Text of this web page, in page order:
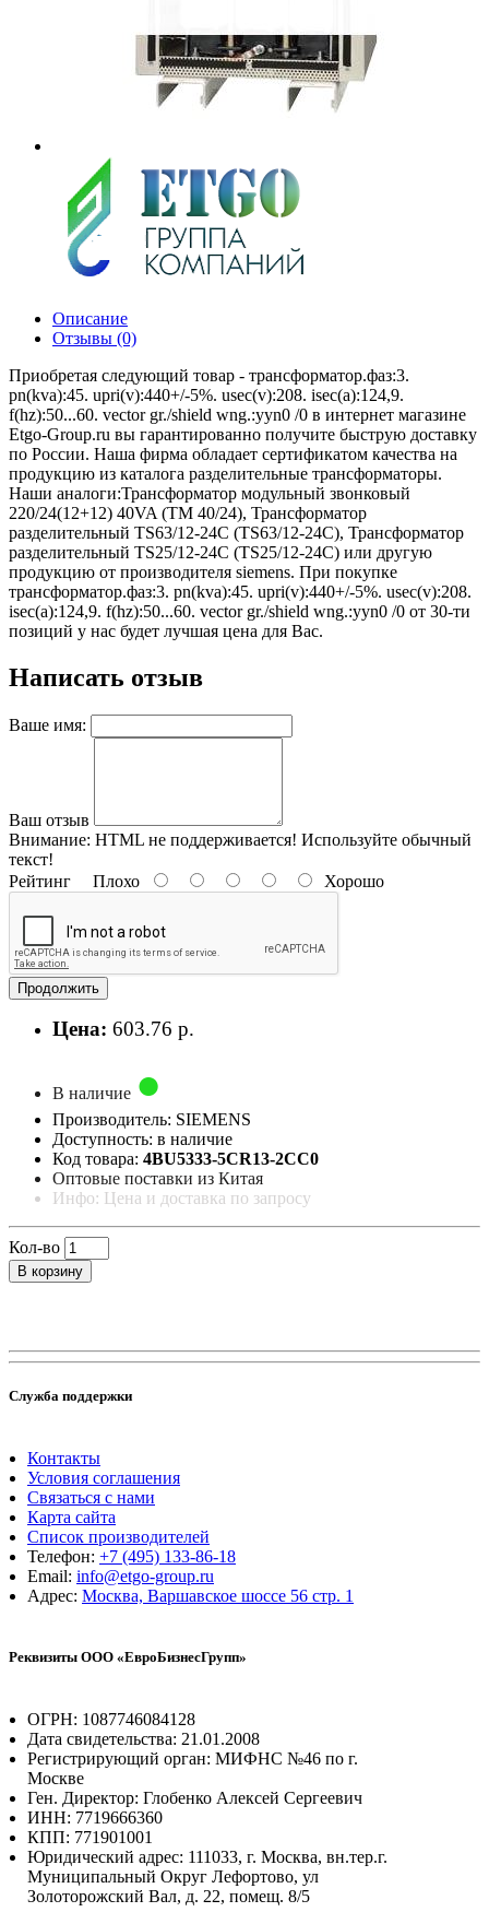
Описание
Отзывы (0)
Приобретая следующий товар - трансформатор.фаз:3.
pn(kva):45. upri(v):440+/-5%. usec(v):208. isec(a):124,9.
f(hz):50...60. vector gr./shield wng.:yyn0 /0 в интернет магазине
Etgo-Group.ru вы гарантированно получите быструю доставку
по России. Наша фирма обладает сертификатом качества на
продукцию из каталога разделительные трансформаторы.
Наши аналоги:Трансформатор модульный звонковый
220/24(12+12) 40VA (TM 40/24), Трансформатор
разделительный TS63/12-24C (TS63/12-24C), Трансформатор
разделительный TS25/12-24C (TS25/12-24C) или другую
продукцию от производителя siemens. При покупке
трансформатор.фаз:3. pn(kva):45. upri(v):440+/-5%. usec(v):208.
isec(a):124,9. f(hz):50...60. vector gr./shield wng.:yyn0 /0 от 30-ти
позиций у нас будет лучшая цена для Вас.
Написать отзыв
Ваше имя:
Ваш отзыв
Внимание: HTML не поддерживается! Используйте обычный
текст!
Рейтинг Плохо Хорошо
Продолжить
Цена: 603.76 р.
В наличие
Производитель: SIEMENS
Доступность: в наличие
Код товара: 4BU5333-5CR13-2CC0
Оптовые поставки из Китая
Инфо: Цена и доставка по запросу
Кол-во
В корзину
Служба поддержки
Контакты
Условия соглашения
Связаться с нами
Карта сайта
Список производителей
Телефон: +7 (495) 133-86-18
Email: info@etgo-group.ru
Адрес: Москва, Варшавское шоссе 56 стр. 1
Реквизиты ООО «ЕвроБизнесГрупп»
ОГРН: 1087746084128
Дата свидетельства: 21.01.2008
Регистрирующий орган: МИФНС №46 по г.
Москве
Ген. Директор: Глобенко Алексей Сергеевич
ИНН: 7719666360
КПП: 771901001
Юридический адрес: 111033, г. Москва, вн.тер.г.
Муниципальный Округ Лефортово, ул
Золоторожский Вал, д. 22, помещ. 8/5